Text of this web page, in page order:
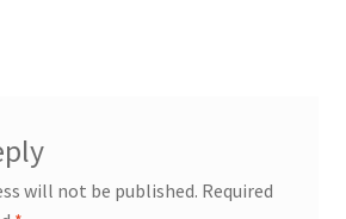
will not be published. Required